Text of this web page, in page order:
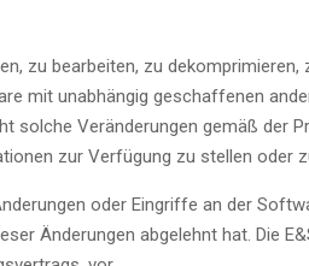
zu bearbeiten, zu
mit unabhängig geschaffenen
solche Veränderungen gemäß der
zur Verfügung zu stellen oder
oder Eingriffe an der
Änderungen abgelehnt hat. Die